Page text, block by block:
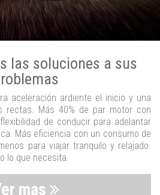
las soluciones a sus
aceleración ardiente el inicio y una
rectas. Más 40% de par motor con
de conducir para adelantar
Más eficiencia con un consumo de
para viajar tranquilo y relajado.
lo que necesita.
mas